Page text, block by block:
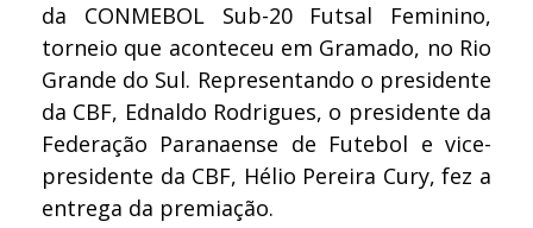
da CONMEBOL Sub-20 Futsal Feminino,
torneio que aconteceu em Gramado, no Rio
Grande do Sul. Representando o presidente
da CBF, Ednaldo Rodrigues, o presidente da
Federação Paranaense de Futebol e vice-
presidente da CBF, Hélio Pereira Cury, fez a
entrega da premiação.